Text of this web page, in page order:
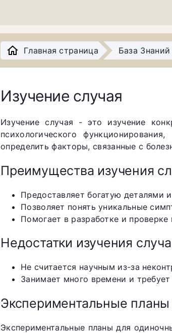
Главная страница База Знаний
Изучение случая
Изучение случая - это изучение
психологического
определить факторы, связанные с
Преимущества изучения
Предоставляет богатую деталями
Позволяет понять уникальные
Помогает в разработке и проверке
Недостатки изучения
Не считается научным из-за
Занимает много времени и требует
Экспериментальные
Экспериментальные планы для